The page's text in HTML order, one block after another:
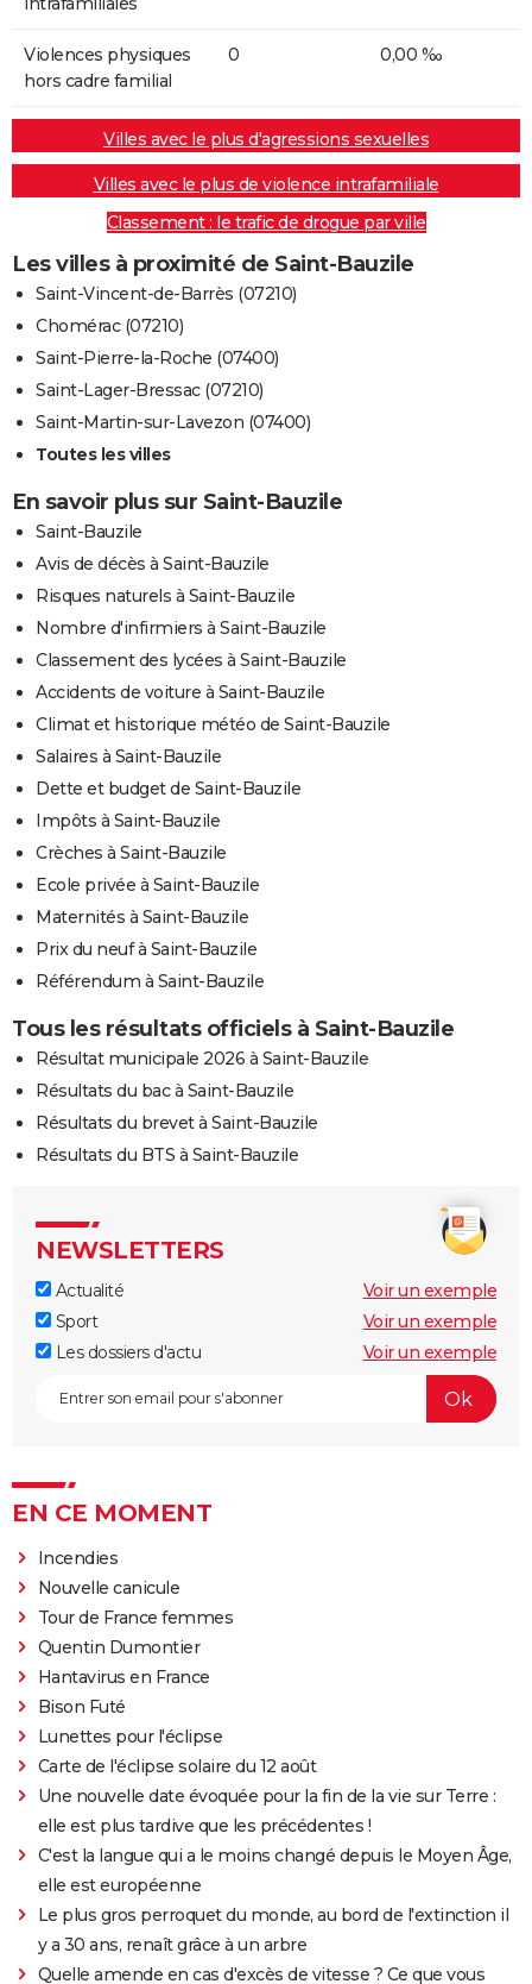
Violences physiques
hors cadre familial
0 0,00 ‰
Villes avec le plus d'agressions sexuelles
Villes avec le plus de violence intrafamiliale
Classement : le trafic de drogue par ville
Les villes à proximité de Saint-Bauzile
Saint-Vincent-de-Barrès (07210)
Chomérac (07210)
Saint-Pierre-la-Roche (07400)
Saint-Lager-Bressac (07210)
Saint-Martin-sur-Lavezon (07400)
Toutes les villes
En savoir plus sur Saint-Bauzile
Saint-Bauzile
Avis de décès à Saint-Bauzile
Risques naturels à Saint-Bauzile
Nombre d'infirmiers à Saint-Bauzile
Classement des lycées à Saint-Bauzile
Accidents de voiture à Saint-Bauzile
Climat et historique météo de Saint-Bauzile
Salaires à Saint-Bauzile
Dette et budget de Saint-Bauzile
Impôts à Saint-Bauzile
Crèches à Saint-Bauzile
Ecole privée à Saint-Bauzile
Maternités à Saint-Bauzile
Prix du neuf à Saint-Bauzile
Référendum à Saint-Bauzile
Tous les résultats officiels à Saint-Bauzile
Résultat municipale 2026 à Saint-Bauzile
Résultats du bac à Saint-Bauzile
Résultats du brevet à Saint-Bauzile
Résultats du BTS à Saint-Bauzile
NEWSLETTERS
Actualité
Voir un exemple
Sport
Voir un exemple
Les dossiers d'actu
Voir un exemple
EN CE MOMENT
Incendies
Nouvelle canicule
Tour de France femmes
Quentin Dumontier
Hantavirus en France
Bison Futé
Lunettes pour l'éclipse
Carte de l'éclipse solaire du 12 août
Une nouvelle date évoquée pour la fin de la vie sur Terre :
elle est plus tardive que les précédentes !
C'est la langue qui a le moins changé depuis le Moyen Âge,
elle est européenne
Le plus gros perroquet du monde, au bord de l'extinction il
y a 30 ans, renaît grâce à un arbre
Quelle amende en cas d'excès de vitesse ? Ce que vous